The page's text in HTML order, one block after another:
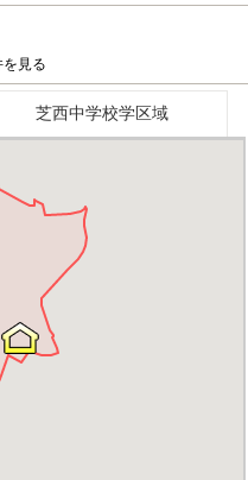
見る
芝西中学校学区域